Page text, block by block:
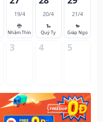
19/4
🐉
Nhâm Thìn
20/4
🐍
Quý Tỵ
21/4
🐎
Giáp Ngọ
3 4 5